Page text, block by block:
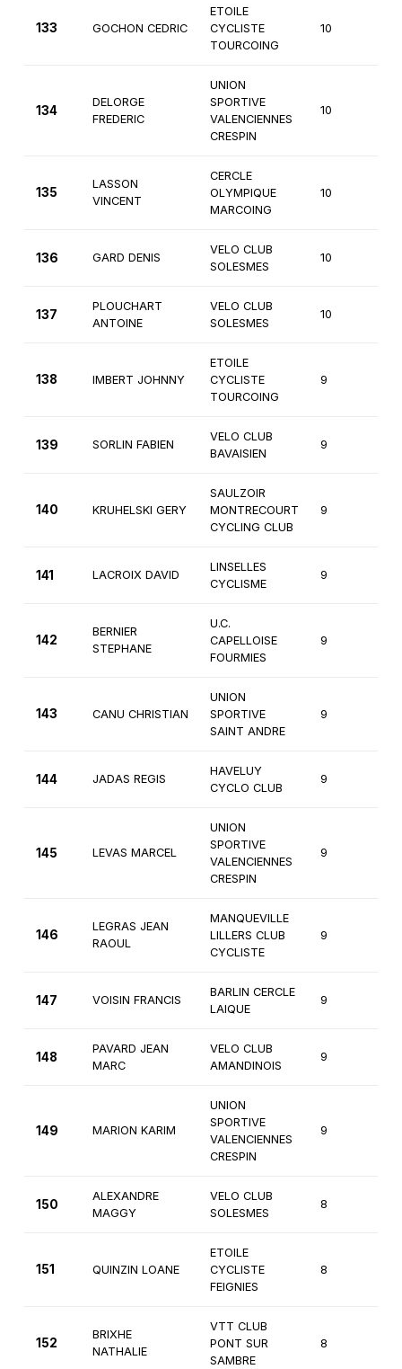
133 GOCHON CEDRIC
ETOILE
CYCLISTE
TOURCOING
10
134
DELORGE
FREDERIC
UNION
SPORTIVE
VALENCIENNES
CRESPIN
10
135
LASSON
VINCENT
CERCLE
OLYMPIQUE
MARCOING
10
136 GARD DENIS
VELO CLUB
SOLESMES
10
137
PLOUCHART
ANTOINE
VELO CLUB
SOLESMES
10
138 IMBERT JOHNNY
ETOILE
CYCLISTE
TOURCOING
9
139 SORLIN FABIEN
VELO CLUB
BAVAISIEN
9
140 KRUHELSKI GERY
SAULZOIR
MONTRECOURT
CYCLING CLUB
9
141 LACROIX DAVID
LINSELLES
CYCLISME
9
142
BERNIER
STEPHANE
U.C.
CAPELLOISE
FOURMIES
9
143 CANU CHRISTIAN
UNION
SPORTIVE
SAINT ANDRE
9
144 JADAS REGIS
HAVELUY
CYCLO CLUB
9
145 LEVAS MARCEL
UNION
SPORTIVE
VALENCIENNES
CRESPIN
9
146
LEGRAS JEAN
RAOUL
MANQUEVILLE
LILLERS CLUB
CYCLISTE
9
147 VOISIN FRANCIS
BARLIN CERCLE
LAIQUE
9
148
PAVARD JEAN
MARC
VELO CLUB
AMANDINOIS
9
149 MARION KARIM
UNION
SPORTIVE
VALENCIENNES
CRESPIN
9
150
ALEXANDRE
MAGGY
VELO CLUB
SOLESMES
8
151 QUINZIN LOANE
ETOILE
CYCLISTE
FEIGNIES
8
152
BRIXHE
NATHALIE
VTT CLUB
PONT SUR
SAMBRE
8